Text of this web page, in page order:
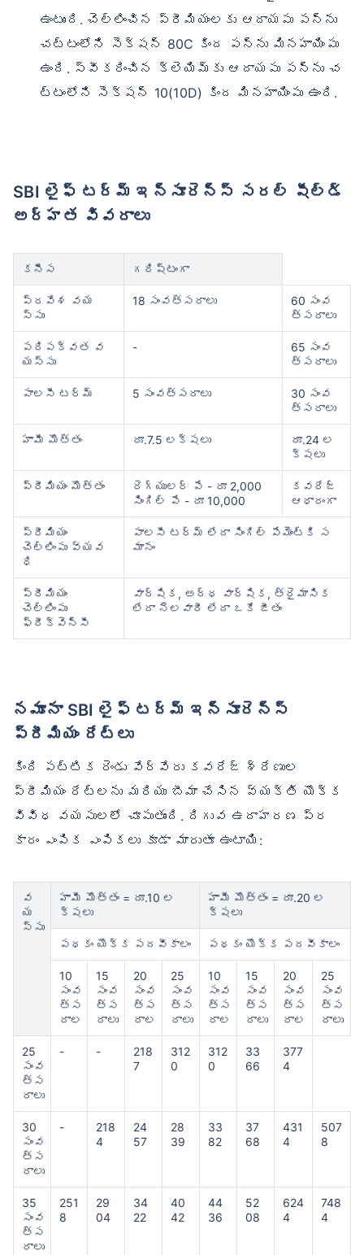
ఉంటుంది. చెల్లించిన ప్రీమియంలకు ఆదాయపు పన్ను
చట్టంలోని సెక్షన్ 80C కింద పన్ను మినహాయింపు
ఉంది. స్వీకరించిన క్లెయిమ్‌కు ఆదాయపు పన్ను చ
ట్టంలోని సెక్షన్ 10(10D) కింద మినహాయింపు ఉంది.
SBI లైఫ్ టర్మ్ ఇన్సూరెన్స్ సరల్ షీల్డ్
అర్హత వివరాలు
కనీస గరిష్టంగా
ప్రవేశ వయ
స్సు
18 సంవత్సరాలు
60 సంవ
త్సరాలు
పరిపక్వత వ
యస్సు
-
65 సంవ
త్సరాలు
పాలసీ టర్మ్ 5 సంవత్సరాలు
30 సంవ
త్సరాలు
హామీ మొత్తం రూ.7.5 లక్షలు
రూ.24 ల
క్షలు
ప్రీమియం మొత్తం
రెగ్యులర్ పే - రూ 2,000
సింగిల్ పే - రూ 10,000
కవరేజ్
ఆధారంగా
ప్రీమియం
చెల్లింపు వ్యవ
ధి
పాలసీ టర్మ్ లేదా సింగిల్ పేమెంట్‌కి స
మానం
ప్రీమియం
చెల్లింపు
ఫ్రీక్వెన్సీ
వార్షిక, అర్ధ వార్షిక, త్రైమాసిక
లేదా నెలవారీ లేదా ఒకే జీతం
నమూనా SBI లైఫ్ టర్మ్ ఇన్సూరెన్స్
ప్రీమియం రేట్లు
కింది పట్టిక రెండు వేర్వేరు కవరేజ్ శ్రేణుల
ప్రీమియం రేట్లను మరియు బీమా చేసిన వ్యక్తి యొక్క
వివిధ వయసులలో చూపుతుంది. దిగువ ఉదాహరణ ప్ర
కారం ఎంపిక ఎంపికలు కూడా మారుతూ ఉంటాయి:
వ
య
స్సు
హామీ మొత్తం = రూ.10 ల
క్షలు
హామీ మొత్తం = రూ.20 ల
క్షలు
పథకం యొక్క పదవీకాలం పథకం యొక్క పదవీకాలం
10
సంవ
త్స
రాల
15
సంవ
త్స
రాలు
20
సంవ
త్స
రాల
25
సంవ
త్స
రాలు
10
సంవ
త్స
రాల
15
సంవ
త్స
రాలు
20
సంవ
త్స
రాల
25
సంవ
త్స
రాలు
25
సంవ
త్స
రాలు
- -
218
7
312
0
312
0
33
66
377
4
30
సంవ
త్స
రాలు
-
218
4
24
57
28
39
33
82
37
68
431
4
507
8
35
సంవ
త్స
రాలు
251
8
29
04
34
22
40
42
44
36
52
08
624
4
748
4